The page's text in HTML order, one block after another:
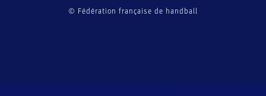
© Fédération française de handball